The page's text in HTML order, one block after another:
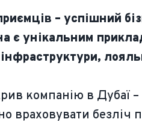
– успішний
є унікальним
компанію в Дубаї
враховувати